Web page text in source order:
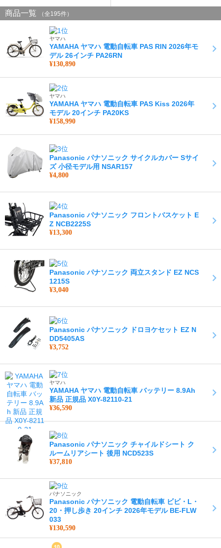
商品一覧 （全195件）
ヤマハ
YAMAHA ヤマハ 電動自転車 PAS RIN 2026年モ
デル 26インチ PA26RN
¥130,890
ヤマハ
YAMAHA ヤマハ 電動自転車 PAS Kiss 2026年
モデル 20インチ PA20KS
¥158,990
Panasonic パナソニック サイクルカバー Sサイ
ズ 小径モデル用 NSAR157
¥4,800
Panasonic パナソニック フロントバスケット E
Z NCB2225S
¥13,300
Panasonic パナソニック 両立スタンド EZ NCS
1215S
¥3,040
Panasonic パナソニック ドロヨケセット EZ N
DD5405AS
¥3,752
ヤマハ
YAMAHA ヤマハ 電動自転車 バッテリー 8.9Ah
新品 正規品 X0Y-82110-21
¥36,590
Panasonic パナソニック チャイルドシート ク
ルームリアシート 後用 NCD523S
¥37,810
パナソニック
Panasonic パナソニック 電動自転車 ビビ・L・
20・押し歩き 20インチ 2026年モデル BE-FLW
033
¥130,590